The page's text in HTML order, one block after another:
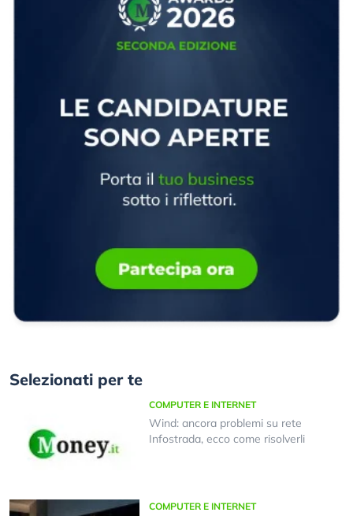
Selezionati per te
COMPUTER E INTERNET
Wind: ancora problemi su rete
Infostrada, ecco come risolverli
COMPUTER E INTERNET